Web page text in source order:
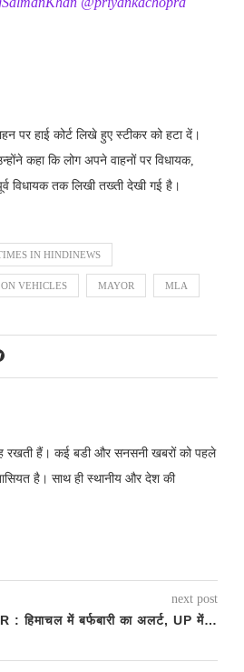
पर हाई कोर्ट लिखे हुए स्टीकर को हटा दें।
कहा कि लोग अपने वाहनों पर विधायक,
विधायक तक लिखी तख्ती देखी गई है।
IN HINDINEWS
VEHICLES MAYOR MLA
रखती हैं। कई बडी और सनसनी खबरों को पहले
है। साथ ही स्थानीय और देश की
next post
: हिमाचल में बर्फबारी का अलर्ट, UP में…